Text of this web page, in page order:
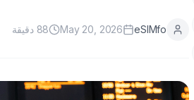
eSIMfo
May 20, 2026
88 دقيقة